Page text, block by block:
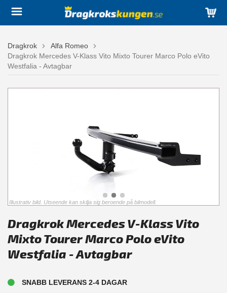
Dragkrok
Alfa Romeo
Dragkrok Mercedes V-Klass Vito Mixto Tourer Marco Polo eVito
Westfalia - Avtagbar
Illustrativ bild. Utseende kan skilja sig beroende på bilmodell.
Dragkrok Mercedes V-Klass Vito
Mixto Tourer Marco Polo eVito
Westfalia - Avtagbar
SNABB LEVERANS 2-4 DAGAR